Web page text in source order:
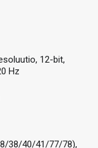
12-bit,
Hz
38/40/41/77/78),